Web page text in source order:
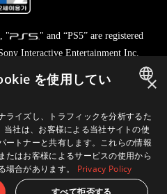
"
" and “PS5” are registered
Interactive Entertainment Inc.
Switch logo are trademarks of
and the Steam logo are trademarks
Corporation in the U.S. and/or
countries.
ARC SYSTEM WORKS
ENGLISH
×
を使用してい
ライズし、トラフィックを分析するた
社は、お客様による当社サイトの使
ートナーと共有します。これらの情報
たはお客様によるサービスの使用から
場合があります。 Privacy Policy
すべて拒否する